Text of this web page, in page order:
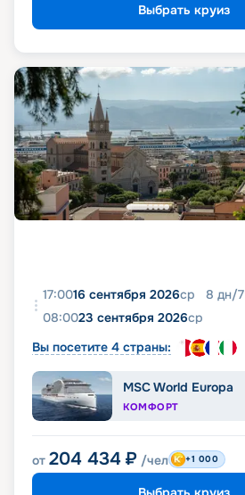
Выбрать круиз
17:0016 сентября 2026ср 8 дн/7
08:0023 сентября 2026ср
Вы посетите 4 страны:
MSC World Europa
КОМФОРТ
от 204 434 ₽ /чел +1 000